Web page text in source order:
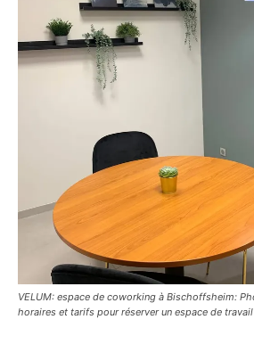
VELUM: espace de coworking à Bischoffsheim:
horaires et tarifs pour réserver un espace de travail